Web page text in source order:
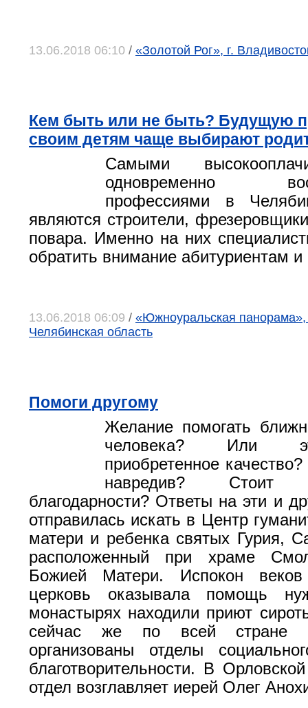
13.06.2018 06:10 / «Золотой Рог», г.
Кем быть или не быть? Будущую
своим детям чаще выбирают
Самыми
одновременно
профессиями в
являются строители,
повара. Именно на них
обратить внимание абитуриентам
13.06.2018 06:09 / «Южноуральская панорама»,
Челябинская область
Помоги другому
Желание помогать
человека? Или
приобретенное
навредив?
благодарности? Ответы на эти и
отправилась искать в Центр
матери и ребенка святых Гурия,
расположенный при храме
Божией Матери. Испокон веков
церковь оказывала помощь
монастырях находили приют
сейчас же по всей стране
организованы отделы
благотворительности. В
отдел возглавляет иерей Олег